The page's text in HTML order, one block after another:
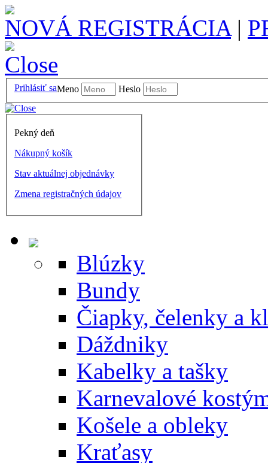
NOVÁ REGISTRÁCIA|
Meno Heslo
Prihlásiť sa
Pekný deň
Nákupný košík
Stav aktuálnej objednávky
Zmena registračných údajov
Blúzky
Bundy
Čiapky, čelenky a
Dáždniky
Kabelky a tašky
Karnevalové
Košele a obleky
Kraťasy